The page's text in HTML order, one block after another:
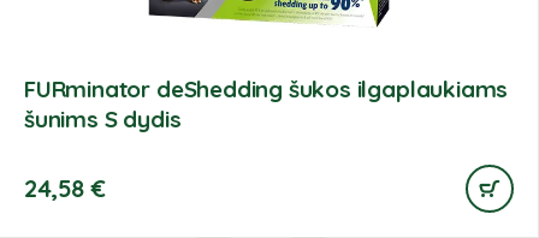
FURminator deShedding šukos ilgaplaukiams
šunims S dydis
24,58€